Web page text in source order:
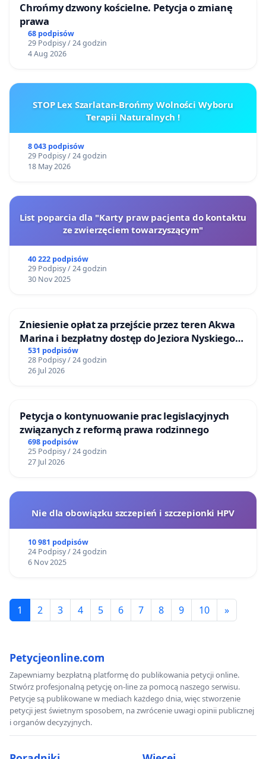
Chrońmy dzwony kościelne. Petycja o zmianę
prawa
68 podpisów
29 Podpisy / 24 godzin
4 Aug 2026
STOP Lex Szarlatan-Brońmy Wolności Wyboru
Terapii Naturalnych !
8 043 podpisów
29 Podpisy / 24 godzin
18 May 2026
List poparcia dla "Karty praw pacjenta do kontaktu
ze zwierzęciem towarzyszącym"
40 222 podpisów
29 Podpisy / 24 godzin
30 Nov 2025
Zniesienie opłat za przejście przez teren Akwa
Marina i bezpłatny dostęp do Jeziora Nyskiego
dla mieszkańców Gminy Nysa
531 podpisów
28 Podpisy / 24 godzin
26 Jul 2026
Petycja o kontynuowanie prac legislacyjnych
związanych z reformą prawa rodzinnego
698 podpisów
25 Podpisy / 24 godzin
27 Jul 2026
Nie dla obowiązku szczepień i szczepionki HPV
10 981 podpisów
24 Podpisy / 24 godzin
6 Nov 2025
1 2 3 4 5 6 7 8 9 10 »
Petycjeonline.com
Zapewniamy bezpłatną platformę do publikowania petycji online.
Stwórz profesjonalną petycję on-line za pomocą naszego serwisu.
Petycje są publikowane w mediach każdego dnia, więc stworzenie
petycji jest świetnym sposobem, na zwrócenie uwagi opinii publicznej
i organów decyzyjnych.